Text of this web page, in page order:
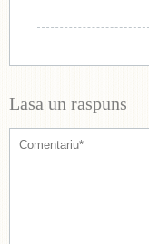
Lasa un raspuns